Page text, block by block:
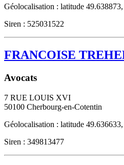
Géolocalisation : latitude
Siren : 525031522
FRANCOISE
Avocats
7 RUE LOUIS XVI
50100 Cherbourg-en-Cotentin
Géolocalisation : latitude
Siren : 349813477